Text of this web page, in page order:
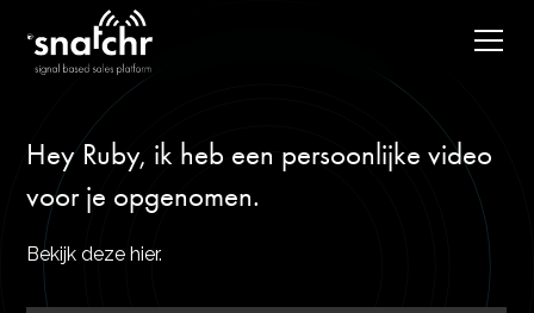
Hey Ruby, ik heb een persoonlijke video
voor je opgenomen.
Bekijk deze hier.